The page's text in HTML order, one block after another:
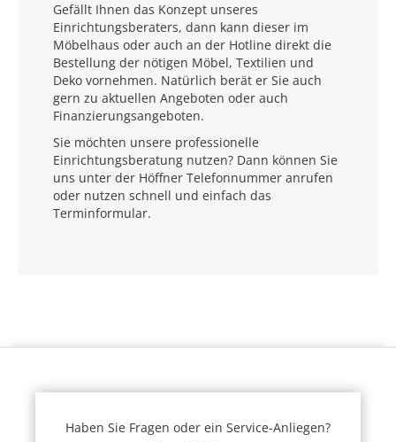
Gefällt Ihnen das Konzept unseres
Einrichtungsberaters, dann kann dieser im
Möbelhaus oder auch an der Hotline direkt die
Bestellung der nötigen Möbel, Textilien und
Deko vornehmen. Natürlich berät er Sie auch
gern zu aktuellen Angeboten oder auch
Finanzierungsangeboten.
Sie möchten unsere professionelle
Einrichtungsberatung nutzen? Dann können Sie
uns unter der Höffner Telefonnummer anrufen
oder nutzen schnell und einfach das
Terminformular.
Haben Sie Fragen oder ein Service-Anliegen?